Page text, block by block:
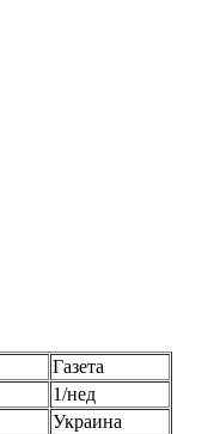
Газета
1/нед
Украина